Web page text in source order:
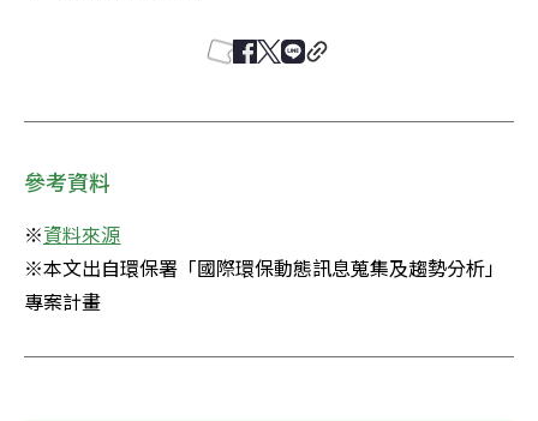
參考資料
※資料來源
※本文出自環保署「國際環保動態訊息蒐集及趨勢分析」
專案計畫